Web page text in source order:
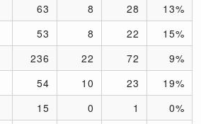
63 8 28
13%
53 8 22
15%
236 22 72
9%
54 10 23
19%
15 0 1
0%